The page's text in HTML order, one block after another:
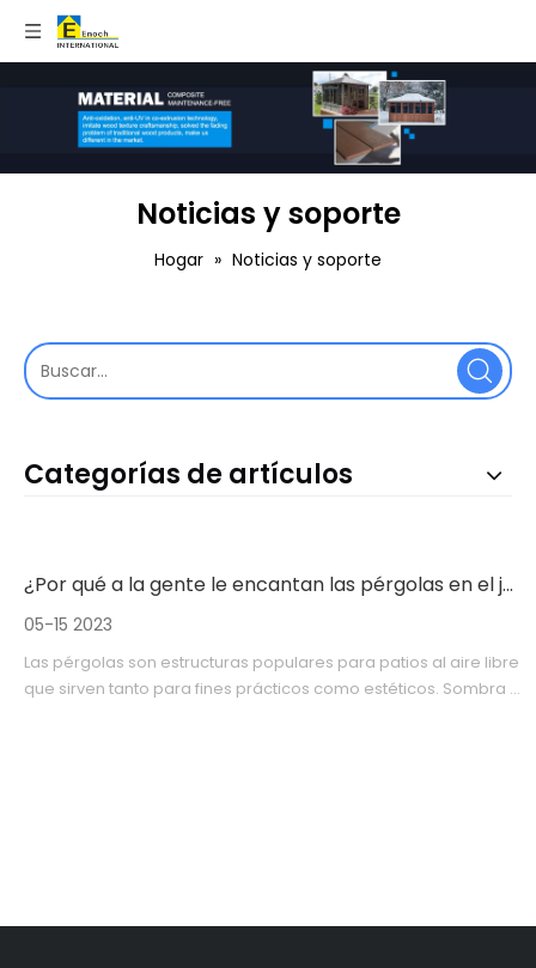
Noticias y soporte
Hogar » Noticias y soporte
Categorías de artículos
¿Por qué a la gente le encantan las pérgolas en el jardín?
05-15 2023
Las pérgolas son estructuras populares para patios al aire libre
que sirven tanto para fines prácticos como estéticos. Sombra y